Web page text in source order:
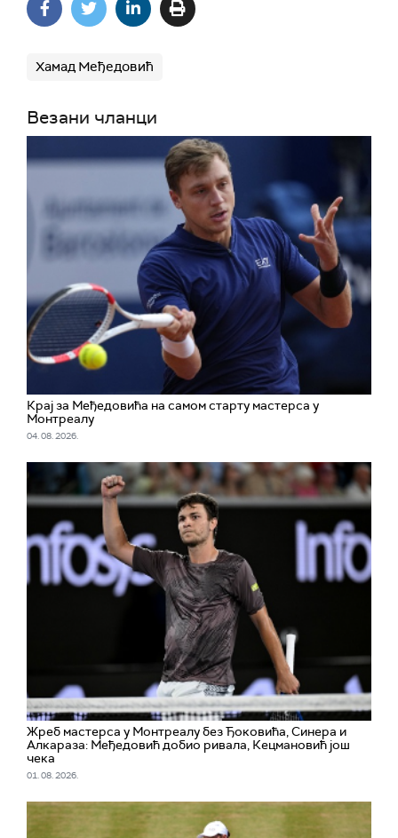
Хамад Међедовић
Везани чланци
Крај за Међедовића на самом старту мастерса у
Монтреалу
04. 08. 2026.
Жреб мастерса у Монтреалу без Ђоковића, Синера и
Алкараза: Међедовић добио ривала, Кецмановић још
чека
01. 08. 2026.